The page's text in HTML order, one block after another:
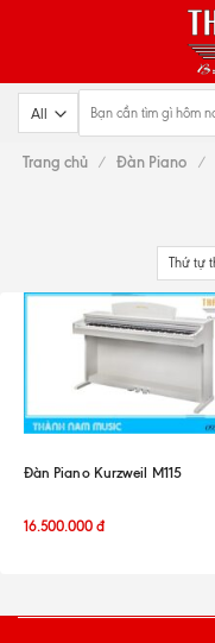
Trang chủ / Đàn Piano /
Đàn Piano Kurzweil M115
16.500.000 đ